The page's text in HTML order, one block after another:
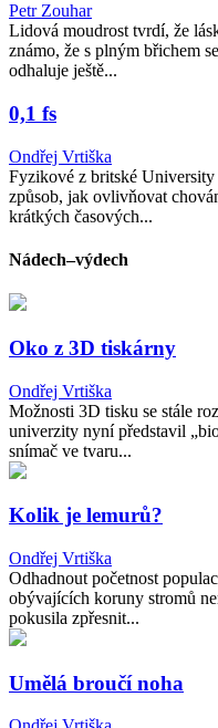
Petr Zouhar
Lidová moudrost tvrdí, že
známo, že s plným břichem
odhaluje ještě...
0,1 fs
Ondřej Vrtiška
Fyzikové z britské
způsob, jak ovlivňovat
krátkých časových...
Nádech–výdech
Oko z 3D tiskárny
Ondřej Vrtiška
Možnosti 3D tisku se stále
univerzity nyní představil
snímač ve tvaru...
Kolik je lemurů?
Ondřej Vrtiška
Odhadnout početnost
obývajících koruny stromů
pokusila zpřesnit...
Umělá broučí noha